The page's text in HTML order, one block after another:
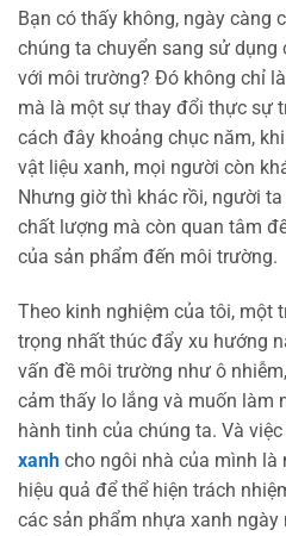
Bạn có thấy không, ngày càng
chúng ta chuyển sang sử dụng
với môi trường? Đó không chỉ
mà là một sự thay đổi thực sự
cách đây khoảng chục năm,
vật liệu xanh, mọi người còn
Nhưng giờ thì khác rồi, người
chất lượng mà còn quan tâm
của sản phẩm đến môi trường.
Theo kinh nghiệm của tôi, một
trọng nhất thúc đẩy xu hướng
vấn đề môi trường như ô
cảm thấy lo lắng và muốn làm
hành tinh của chúng ta. Và
xanh cho ngôi nhà của mình
hiệu quả để thể hiện trách
các sản phẩm nhựa xanh